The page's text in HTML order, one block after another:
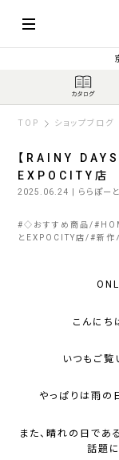
TOP ショップブログ
【RAINY
EXPOCITY店
2025.06.24 | ららぽー
#◇おすすめ商品 #
とEXPOCITY店 #新作
こんにち
いつもご覧
やっぱりは雨の
また、晴れの日であ
話題